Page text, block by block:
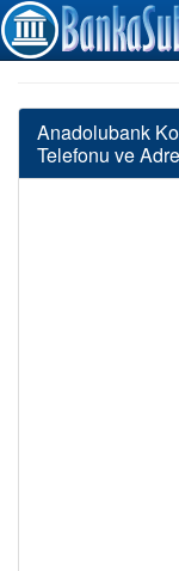
Anadolubank
Telefonu ve